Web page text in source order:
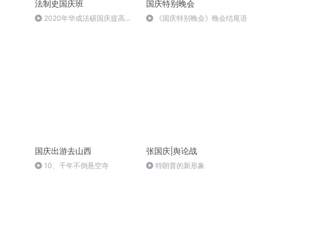
法制史国庆班
2020年华成法硕国庆提高班
国庆特别晚会
《国庆特别晚会》晚会结尾语
国庆出游去山西
10、千年不倒悬空寺
张国庆|舆论战
特朗普的新形象